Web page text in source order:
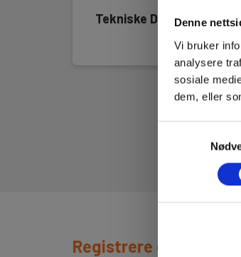
Denne
Vi bruker
analysere
sosiale
dem, eller
Tekniske Data
Registrere deg for